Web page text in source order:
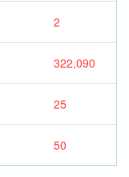
2
322,090
25
50